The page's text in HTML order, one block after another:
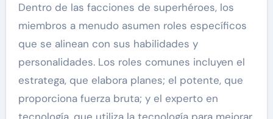
Dentro de las facciones de superhéroes, los
miembros a menudo asumen roles específicos
que se alinean con sus habilidades y
personalidades. Los roles comunes incluyen el
estratega, que elabora planes; el potente, que
proporciona fuerza bruta; y el experto en